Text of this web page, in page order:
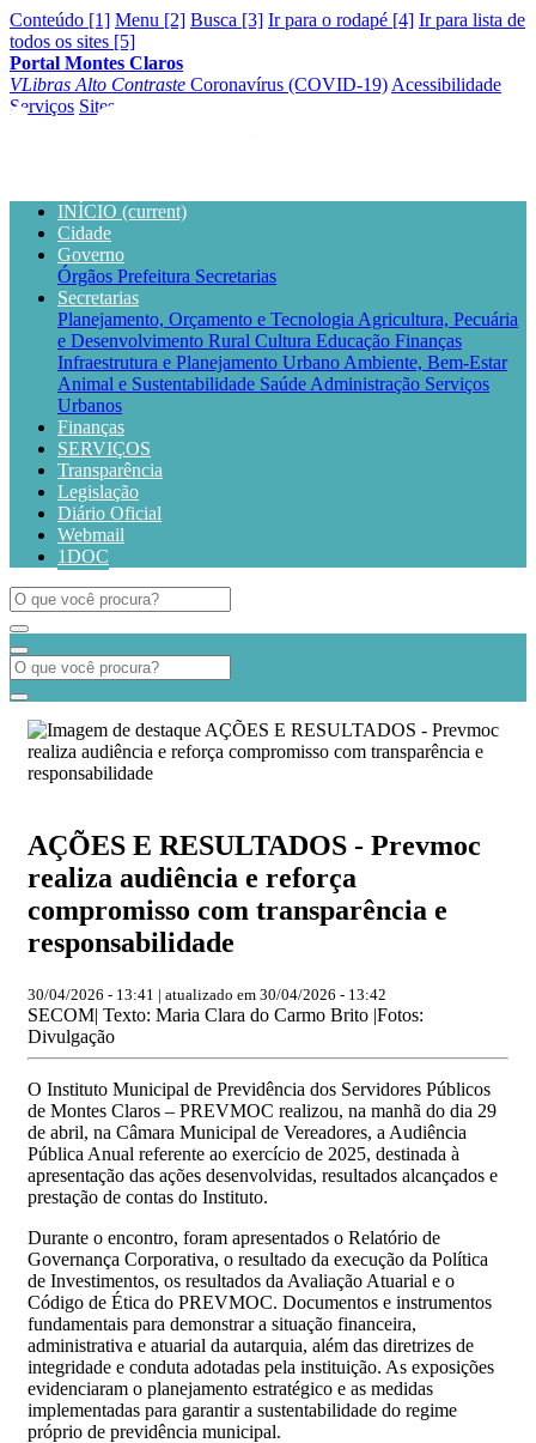
Conteúdo [1] Menu [2] Busca [3] Ir para o rodapé [4] Ir para lista de
todos os sites [5]
Portal Montes Claros
VLibras Alto Contraste Coronavírus (COVID-19) Acessibilidade
Serviços Sites
INÍCIO (current)
Cidade
Governo
Órgãos Prefeitura Secretarias
Secretarias
Planejamento, Orçamento e Tecnologia Agricultura, Pecuária
e Desenvolvimento Rural Cultura Educação Finanças
Infraestrutura e Planejamento Urbano Ambiente, Bem-Estar
Animal e Sustentabilidade Saúde Administração Serviços
Urbanos
Finanças
SERVIÇOS
Transparência
Legislação
Diário Oficial
Webmail
1DOC
AÇÕES E RESULTADOS - Prevmoc
realiza audiência e reforça
compromisso com transparência e
responsabilidade
30/04/2026 - 13:41 | atualizado em 30/04/2026 - 13:42
SECOM| Texto: Maria Clara do Carmo Brito |Fotos:
Divulgação
O Instituto Municipal de Previdência dos Servidores Públicos
de Montes Claros – PREVMOC realizou, na manhã do dia 29
de abril, na Câmara Municipal de Vereadores, a Audiência
Pública Anual referente ao exercício de 2025, destinada à
apresentação das ações desenvolvidas, resultados alcançados e
prestação de contas do Instituto.
Durante o encontro, foram apresentados o Relatório de
Governança Corporativa, o resultado da execução da Política
de Investimentos, os resultados da Avaliação Atuarial e o
Código de Ética do PREVMOC. Documentos e instrumentos
fundamentais para demonstrar a situação financeira,
administrativa e atuarial da autarquia, além das diretrizes de
integridade e conduta adotadas pela instituição. As exposições
evidenciaram o planejamento estratégico e as medidas
implementadas para garantir a sustentabilidade do regime
próprio de previdência municipal.